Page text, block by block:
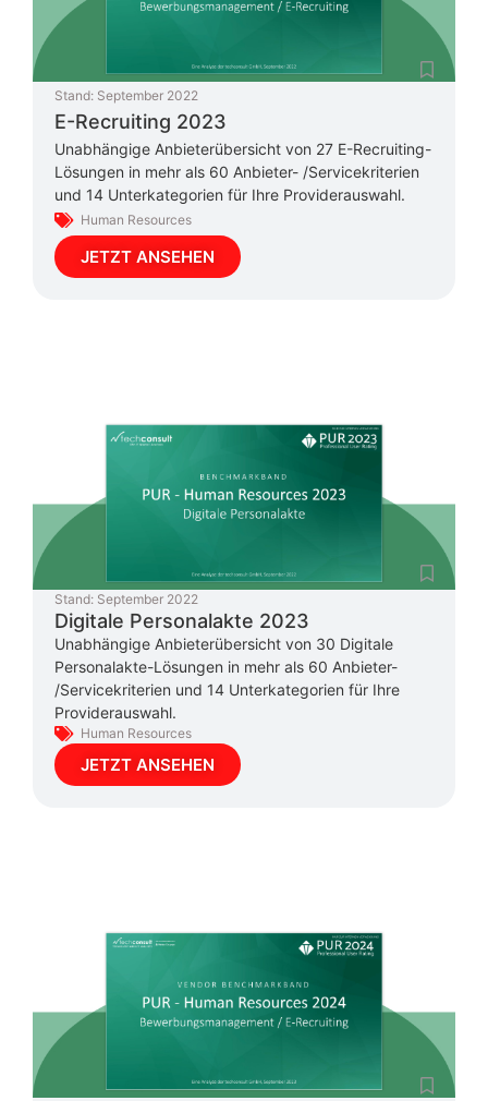
Stand: September 2022
E-Recruiting 2023
Unabhängige Anbieterübersicht von 27 E-Recruiting-
Lösungen in mehr als 60 Anbieter- /Servicekriterien
und 14 Unterkategorien für Ihre Providerauswahl.
Human Resources
JETZT ANSEHEN
Stand: September 2022
Digitale Personalakte 2023
Unabhängige Anbieterübersicht von 30 Digitale
Personalakte-Lösungen in mehr als 60 Anbieter-
/Servicekriterien und 14 Unterkategorien für Ihre
Providerauswahl.
Human Resources
JETZT ANSEHEN